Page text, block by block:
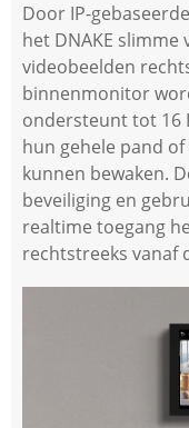
Door IP-
het DNAKE
videobeelden
binnenmonitor
ondersteunt tot 16
hun gehele pand
kunnen bewaken.
beveiliging en
realtime toegang
rechtstreeks vanaf